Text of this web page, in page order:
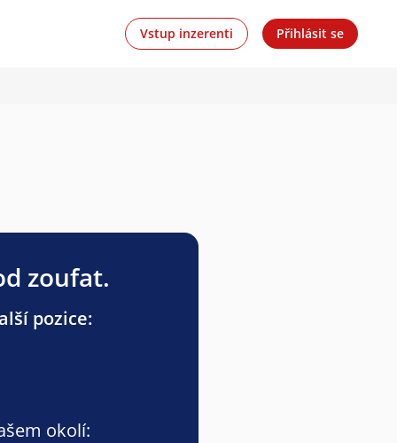
Vstup inzerenti Přihlásit se
zoufat.
pozice:
okolí: